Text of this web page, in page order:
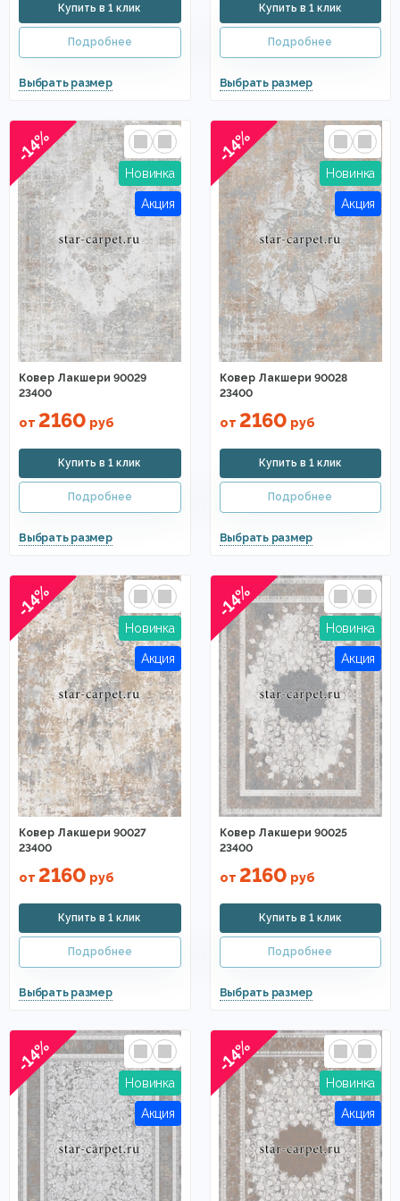
-14%
Ковер Лакшери 90029
23400
от 2160 руб
-14%
Ковер Лакшери 90028
23400
от 2160 руб
-14%
Ковер Лакшери 90027
23400
от 2160 руб
-14%
Ковер Лакшери 90025
23400
от 2160 руб
-14% -14%